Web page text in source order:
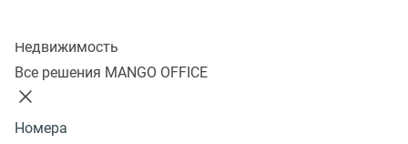
Недвижимость
Все решения MANGO OFFICE
Номера
5